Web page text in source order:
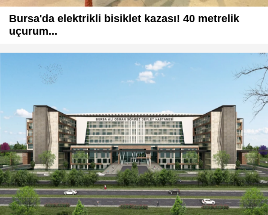
Bursa'da elektrikli bisiklet kazası! 40 metrelik
uçurum...